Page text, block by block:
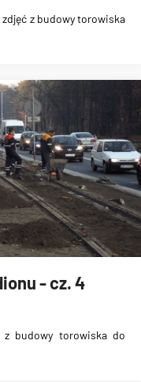
z budowy torowiska
- cz. 4
z budowy torowiska do